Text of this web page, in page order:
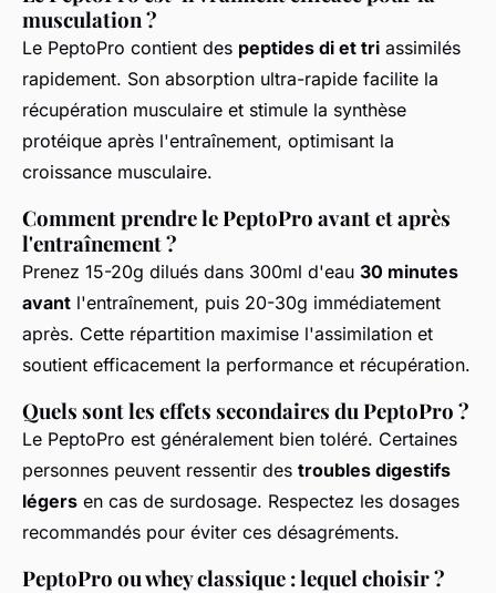
musculation ?
Le PeptoPro contient des peptides di et tri assimilés
rapidement. Son absorption ultra-rapide facilite la
récupération musculaire et stimule la synthèse
protéique après l'entraînement, optimisant la
croissance musculaire.
Comment prendre le PeptoPro avant et après
l'entraînement ?
Prenez 15-20g dilués dans 300ml d'eau 30 minutes
avant l'entraînement, puis 20-30g immédiatement
après. Cette répartition maximise l'assimilation et
soutient efficacement la performance et récupération.
Quels sont les effets secondaires du PeptoPro ?
Le PeptoPro est généralement bien toléré. Certaines
personnes peuvent ressentir des troubles digestifs
légers en cas de surdosage. Respectez les dosages
recommandés pour éviter ces désagréments.
PeptoPro ou whey classique : lequel choisir ?